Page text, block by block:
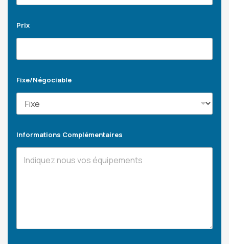
Prix
Fixe/Négociable
Informations Complémentaires